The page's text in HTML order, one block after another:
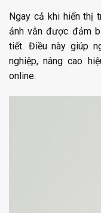
Ngay cả khi hiển thị
ảnh vẫn được đảm
tiết. Điều này giúp
nghiệp, nâng cao
online.